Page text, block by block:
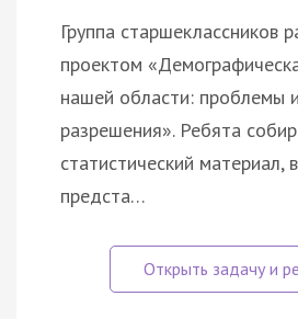
Группа старшеклассников
проектом
нашей области: проблемы
разрешения». Ребята
статистический материал,
предста…